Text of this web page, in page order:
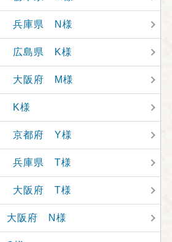
兵庫県 N様
広島県 K様
大阪府 M様
K様
京都府 Y様
兵庫県 T様
大阪府 T様
大阪府 N様